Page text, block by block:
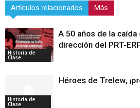
Artículos relacionados Más
Historia de
Clase
A 50 años de la
dirección del PRT-
Historia de
Clase
Héroes de Trelew,